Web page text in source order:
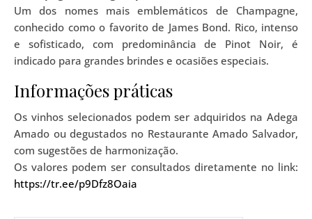
Um dos nomes mais emblemáticos de Champagne,
conhecido como o favorito de James Bond. Rico, intenso
e sofisticado, com predominância de Pinot Noir, é
indicado para grandes brindes e ocasiões especiais.
Informações práticas
Os vinhos selecionados podem ser adquiridos na Adega
Amado ou degustados no Restaurante Amado Salvador,
com sugestões de harmonização.
Os valores podem ser consultados diretamente no link:
https://tr.ee/p9Dfz8Oaia